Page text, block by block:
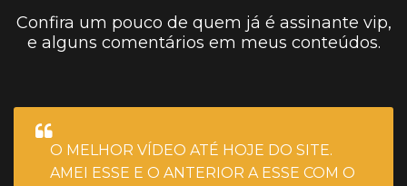
Confira um pouco de quem já é assinante vip,
e alguns comentários em meus conteúdos.
O MELHOR VÍDEO ATÉ HOJE DO SITE.
AMEI ESSE E O ANTERIOR A ESSE COM O